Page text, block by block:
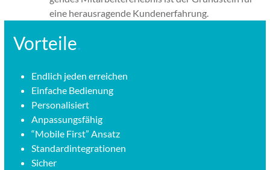
eine her­aus­ra­gende Kun­den­er­fahrung.
Vorteile.
Endlich jeden erre­ichen
Ein­fache Bedi­enung
Per­son­al­isiert
Anpas­sungs­fähig
“Mobile First” Ansatz
Stan­dard­inte­gra­tio­nen
Sich­er